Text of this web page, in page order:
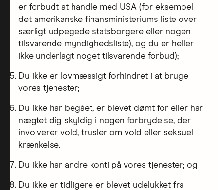
er forbudt at handle med USA (for eksempel
det amerikanske finansministeriums liste over
særligt udpegede statsborgere eller nogen
tilsvarende myndighedsliste), og du er heller
ikke underlagt noget tilsvarende forbud);
Du ikke er lovmæssigt forhindret i at bruge
vores tjenester;
Du ikke har begået, er blevet dømt for eller har
nægtet dig skyldig i nogen forbrydelse, der
involverer vold, trusler om vold eller seksuel
krænkelse.
Du ikke har andre konti på vores tjenester; og
Du ikke er tidligere er blevet udelukket fra